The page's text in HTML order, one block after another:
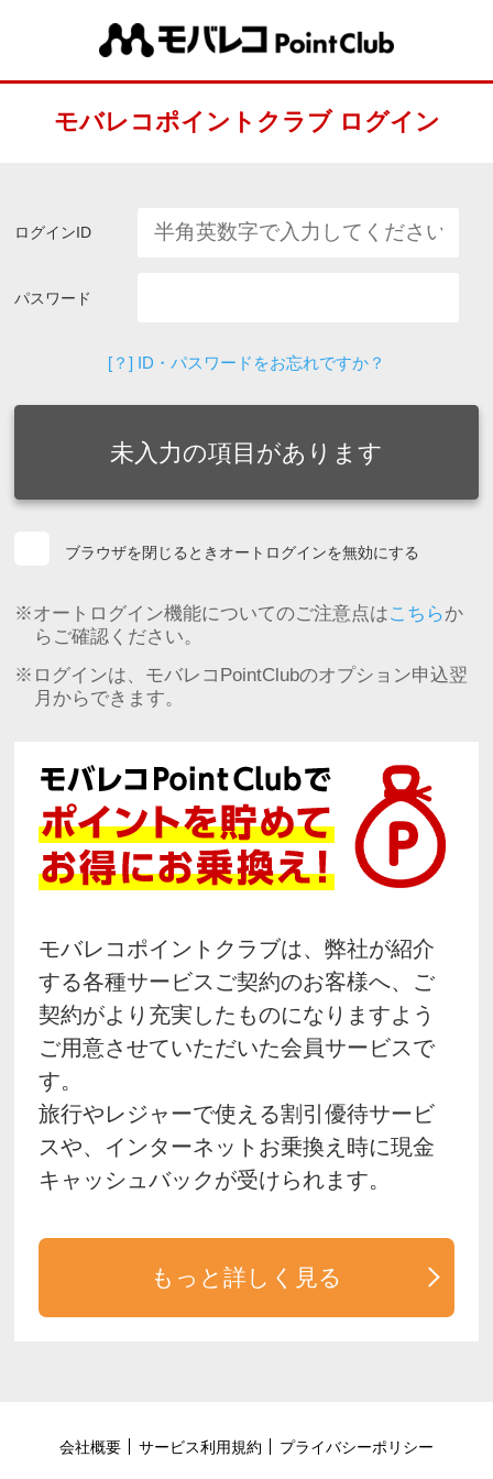
モバレコポイントクラブ ログイン
ログインID
パスワード
[？] ID・パスワードをお忘れですか？
ブラウザを閉じるときオートログインを無効にする
※オートログイン機能についてのご注意点はこちらか
らご確認ください。
※ログインは、モバレコPointClubのオプション申込翌
月からできます。
モバレコポイントクラブは、弊社が紹介
する各種サービスご契約のお客様へ、ご
契約がより充実したものになりますよう
ご用意させていただいた会員サービスで
す。
旅行やレジャーで使える割引優待サービ
スや、インターネットお乗換え時に現金
キャッシュバックが受けられます。
もっと詳しく見る
会社概要 サービス利用規約 プライバシーポリシー